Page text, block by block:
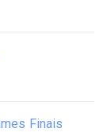
Finais